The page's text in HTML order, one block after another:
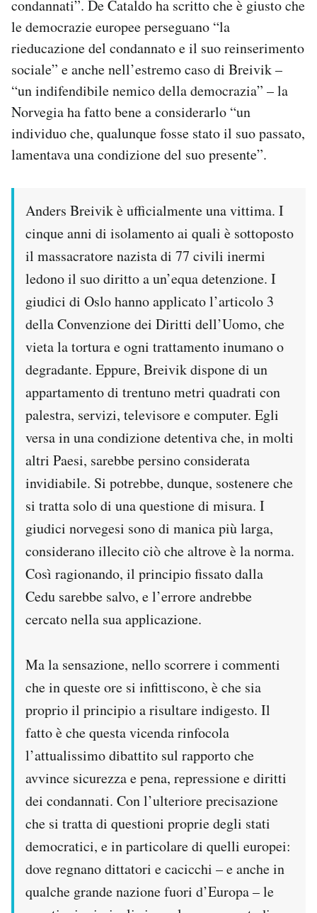
condannati”. De Cataldo ha scritto che è giusto che
le democrazie europee perseguano “la
rieducazione del condannato e il suo reinserimento
sociale” e anche nell’estremo caso di Breivik –
“un indifendibile nemico della democrazia” – la
Norvegia ha fatto bene a considerarlo “un
individuo che, qualunque fosse stato il suo passato,
lamentava una condizione del suo presente”.
Anders Breivik è ufficialmente una vittima. I
cinque anni di isolamento ai quali è sottoposto
il massacratore nazista di 77 civili inermi
ledono il suo diritto a un’equa detenzione. I
giudici di Oslo hanno applicato l’articolo 3
della Convenzione dei Diritti dell’Uomo, che
vieta la tortura e ogni trattamento inumano o
degradante. Eppure, Breivik dispone di un
appartamento di trentuno metri quadrati con
palestra, servizi, televisore e computer. Egli
versa in una condizione detentiva che, in molti
altri Paesi, sarebbe persino considerata
invidiabile. Si potrebbe, dunque, sostenere che
si tratta solo di una questione di misura. I
giudici norvegesi sono di manica più larga,
considerano illecito ciò che altrove è la norma.
Così ragionando, il principio fissato dalla
Cedu sarebbe salvo, e l’errore andrebbe
cercato nella sua applicazione.
Ma la sensazione, nello scorrere i commenti
che in queste ore si infittiscono, è che sia
proprio il principio a risultare indigesto. Il
fatto è che questa vicenda rinfocola
l’attualissimo dibattito sul rapporto che
avvince sicurezza e pena, repressione e diritti
dei condannati. Con l’ulteriore precisazione
che si tratta di questioni proprie degli stati
democratici, e in particolare di quelli europei:
dove regnano dittatori e cacicchi – e anche in
qualche grande nazione fuori d’Europa – le